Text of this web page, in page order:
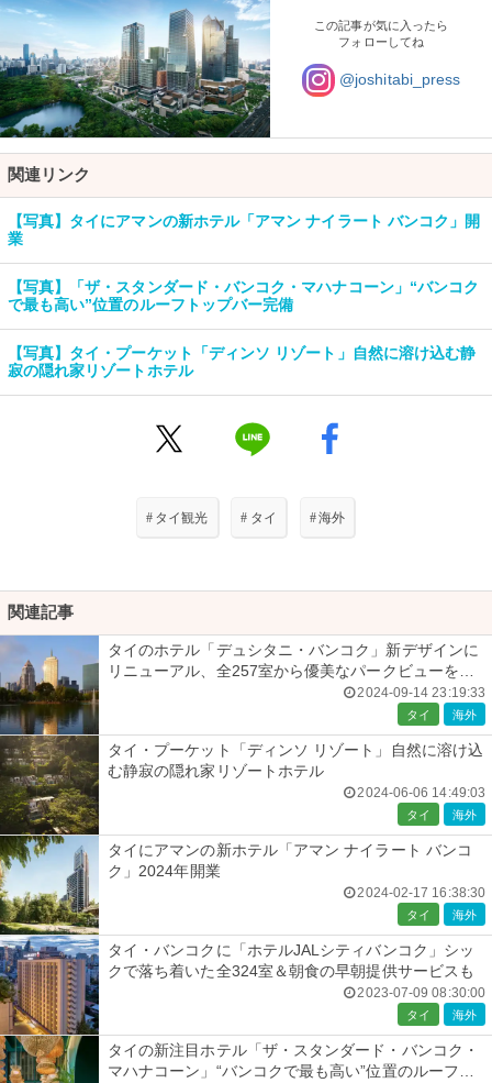
この記事が気に入ったら
フォローしてね
@joshitabi_press
関連リンク
【写真】タイにアマンの新ホテル「アマン ナイラート バンコク」開
業
【写真】「ザ・スタンダード・バンコク・マハナコーン」“バンコク
で最も高い”位置のルーフトップバー完備
【写真】タイ・プーケット「ディンソ リゾート」自然に溶け込む静
寂の隠れ家リゾートホテル
# タイ観光 # タイ #海外
関連記事
タイのホテル「デュシタニ・バンコク」新デザインに
リニューアル、全257室から優美なパークビューを一
2024-09-14 23:19:33
タイ 海外
タイ・プーケット「ディンソ リゾート」自然に溶け込
む静寂の隠れ家リゾートホテル
2024-06-06 14:49:03
タイ 海外
タイにアマンの新ホテル「アマン ナイラート バンコ
ク」2024年開業
2024-02-17 16:38:30
タイ 海外
タイ・バンコクに「ホテルJALシティバンコク」シッ
クで落ち着いた全324室＆朝食の早朝提供サービスも
2023-07-09 08:30:00
タイ 海外
タイの新注目ホテル「ザ・スタンダード・バンコク・
マハナコーン」“バンコクで最も高い”位置のルーフト